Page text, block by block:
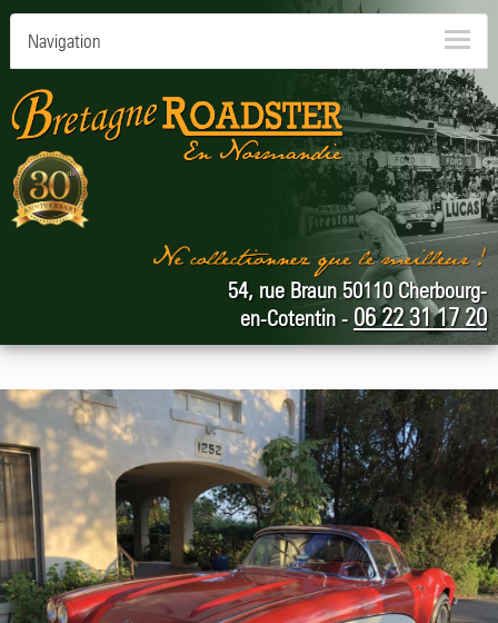
Navigation
54, rue Braun 50110 Cherbourg-
en-Cotentin - 06 22 31 17 20